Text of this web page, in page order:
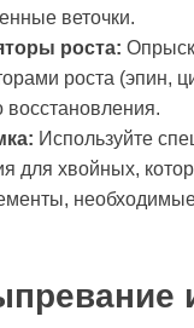
веточки.
роста:
роста (эпин,
восстановления.
Используйте
для хвойных,